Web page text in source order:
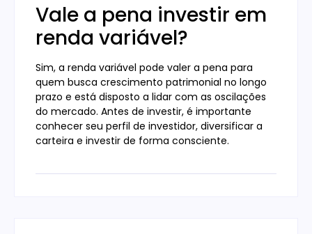
Vale a pena investir em
renda variável?
Sim, a renda variável pode valer a pena para
quem busca crescimento patrimonial no longo
prazo e está disposto a lidar com as oscilações
do mercado. Antes de investir, é importante
conhecer seu perfil de investidor, diversificar a
carteira e investir de forma consciente.